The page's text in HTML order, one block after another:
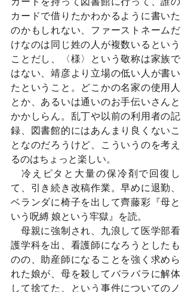
カードで借りたかわかるように書いた
のかもしれない、ファーストネームだ
けなのは同じ姓の人が複数いるという
ことだし、〈様〉という敬称は家族で
はない、靖彦より立場の低い人が書い
たということ。どこかの名家の使用人
とか、あるいは通いのお手伝いさんと
かかしらん。乱丁や以前の利用者の記
録、図書館的にはあんまり良くないこ
となのだろうけど、こういうのを考え
るのはちょっと楽しい。
冷えピタと大量の保冷剤で回復し
て、引き続き改稿作業。早めに退勤、
ベランダに椅子を出して齊藤彩『母と
いう呪縛 娘という牢獄』を読。
母親に強制され、九浪して医学部看
護学科を出、看護師になろうとしたも
のの、助産師になることを強く求めら
れた娘が、母を殺してバラバラに解体
して捨てた、という事件についてのノ